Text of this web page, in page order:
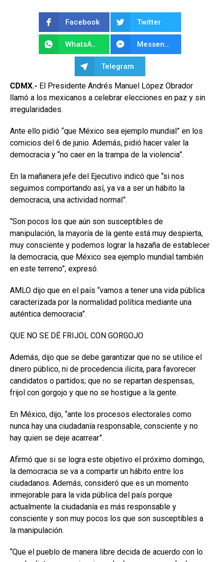
Facebook Twitter
WhatsApp Messenger
Telegram
CDMX.- El Presidente Andrés Manuel López Obrador
llamó a los mexicanos a celebrar elecciones en paz y sin
irregularidades.
Ante ello pidió “que México sea ejemplo mundial” en los
comicios del 6 de junio. Además, pidió hacer valer la
democracia y “no caer en la trampa de la violencia”.
En la mañanera jefe del Ejecutivo indicó que “si nos
seguimos comportando así, ya va a ser un hábito la
democracia, una actividad normal”.
“Son pocos los que aún son susceptibles de
manipulación, la mayoría de la gente está muy despierta,
muy consciente y podemos lograr la hazaña de establecer
la democracia, que México sea ejemplo mundial también
en este terreno”, expresó.
AMLO dijo que en el país “vamos a tener una vida pública
caracterizada por la normalidad política mediante una
auténtica democracia”.
QUE NO SE DÉ FRIJOL CON GORGOJO
Además, dijo que se debe garantizar que no se utilice el
dinero público, ni de procedencia ilícita, para favorecer
candidatos o partidos; que no se repartan despensas,
frijol con gorgojo y que no se hostigue a la gente.
En México, dijo, “ante los procesos electorales como
nunca hay una ciudadanía responsable, consciente y no
hay quien se deje acarrear”.
Afirmó que si se logra este objetivo el próximo domingo,
la democracia se va a compartir un hábito entre los
ciudadanos. Además, consideró que es un momento
inmejorable para la vida pública del país porque
actualmente la ciudadanía es más responsable y
consciente y son muy pocos los que son susceptibles a
la manipulación.
“Que el pueblo de manera libre decida de acuerdo con lo